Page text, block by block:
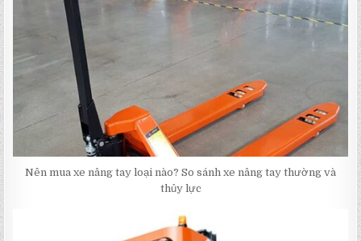
Nên mua xe nâng tay loại nào? So sánh xe nâng tay thường và
thủy lực